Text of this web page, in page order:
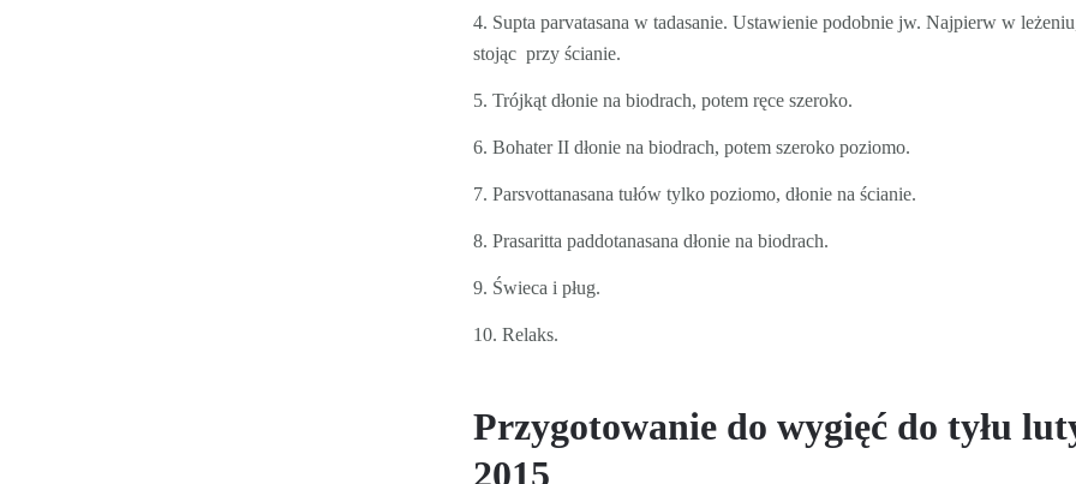
4. Supta parvatasana w tadasanie. Ustawienie podobnie jw. Najpierw w
stojąc przy ścianie.
5. Trójkąt dłonie na biodrach, potem ręce szeroko.
6. Bohater II dłonie na biodrach, potem szeroko poziomo.
7. Parsvottanasana tułów tylko poziomo, dłonie na ścianie.
8. Prasaritta paddotanasana dłonie na biodrach.
9. Świeca i pług.
10. Relaks.
Przygotowanie do wygięć do tyłu
2015